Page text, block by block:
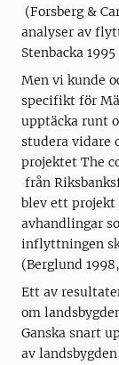
(Forsberg &
analyser av
Stenbacka
Men vi kunde
specifikt för
upptäcka runt
studera vidare
projektet The
från
blev ett projekt
avhandlingar
inflyttningen
(Berglund
Ett av
om
Ganska snart
av